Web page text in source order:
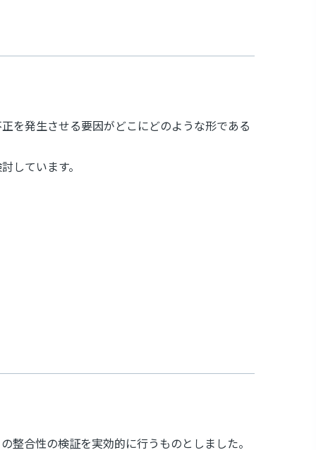
を発生させる要因がどこにどのような形である
しています。
合性の検証を実効的に行うものとしました。